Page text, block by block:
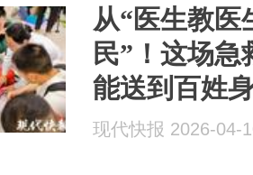
从“医生教医
民”！这场
能送到百姓
现代快报 2026-04-